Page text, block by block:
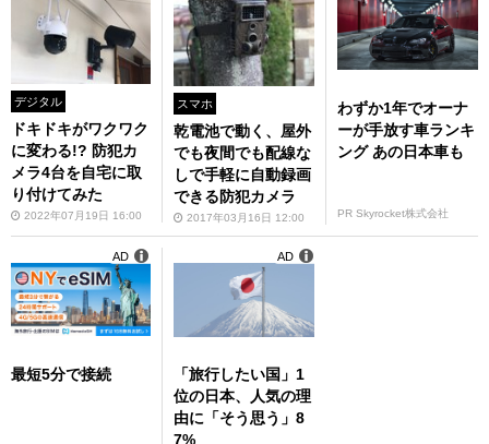
デジタル
ドキドキがワクワク
に変わる!? 防犯カ
メラ4台を自宅に取
り付けてみた
2022年07月19日 16:00
スマホ
乾電池で動く、屋外
でも夜間でも配線な
しで手軽に自動録画
できる防犯カメラ
2017年03月16日 12:00
わずか1年でオーナ
ーが手放す車ランキ
ング あの日本車も
PR Skyrocket株式会社
最短5分で接続
AD
「旅行したい国」1
位の日本、人気の理
由に「そう思う」8
7%
AD